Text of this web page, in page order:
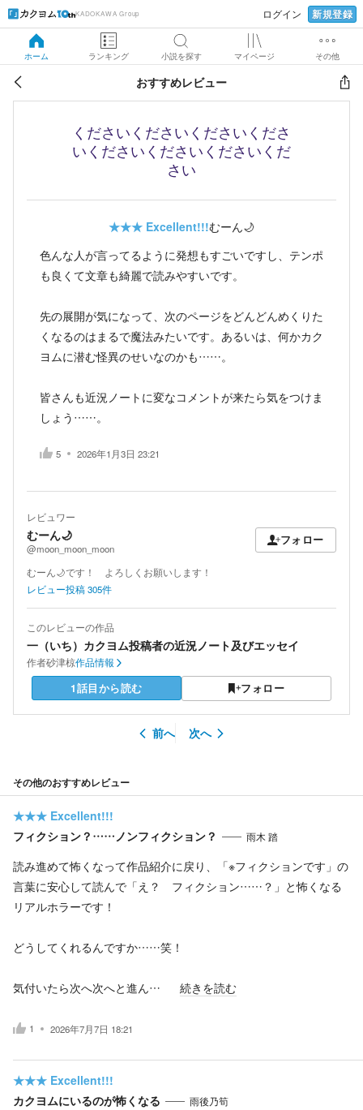
KADOKAWA Group ログイン 新規登録
ホーム ランキング 小説を探す マイページ その他
おすすめレビュー
くださいくださいくださいくださ
いくださいくださいくださいくだ
さい
★★★ Excellent!!!むーん🌙
色んな人が言ってるように発想もすごいですし、テンポ
も良くて文章も綺麗で読みやすいです。
先の展開が気になって、次のページをどんどんめくりた
くなるのはまるで魔法みたいです。あるいは、何かカク
ヨムに潜む怪異のせいなのかも……。
皆さんも近況ノートに変なコメントが来たら気をつけま
しょう……。
5 2026年1月3日 23:21
レビュワー
むーん🌙
@moon_moon_moon
フォロー
むーん🌙です！ よろしくお願いします！
レビュー投稿305件
このレビューの作品
一（いち）カクヨム投稿者の近況ノート及びエッセイ
作者砂津椋作品情報
1話目から読む フォロー
前へ 次へ
その他のおすすめレビュー
★★★ Excellent!!!
フィクション？……ノンフィクション？
雨木 踏
読み進めて怖くなって作品紹介に戻り、「※フィクションです」の
言葉に安心して読んで「え？ フィクション……？」と怖くなる
リアルホラーです！
どうしてくれるんですか……笑！
気付いたら次へ次へと進ん… 続きを読む
1 2026年7月7日 18:21
★★★ Excellent!!!
カクヨムにいるのが怖くなる
雨後乃筍